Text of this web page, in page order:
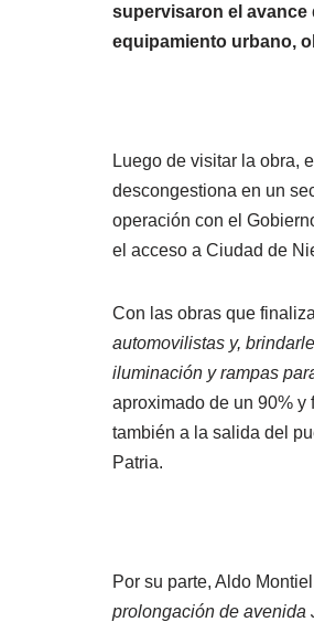
supervisaron el avance
equipamiento urbano,
Luego de visitar la obra,
descongestiona en un
operación con el
el acceso a Ciudad de
Con las obras que
automovilistas y,
iluminación y rampas
aproximado de un 90% y
también a la salida del
Patria.
Por su parte, Aldo
prolongación de avenida